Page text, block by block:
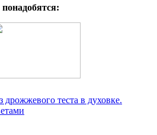
дрожжевого теста в духовке.